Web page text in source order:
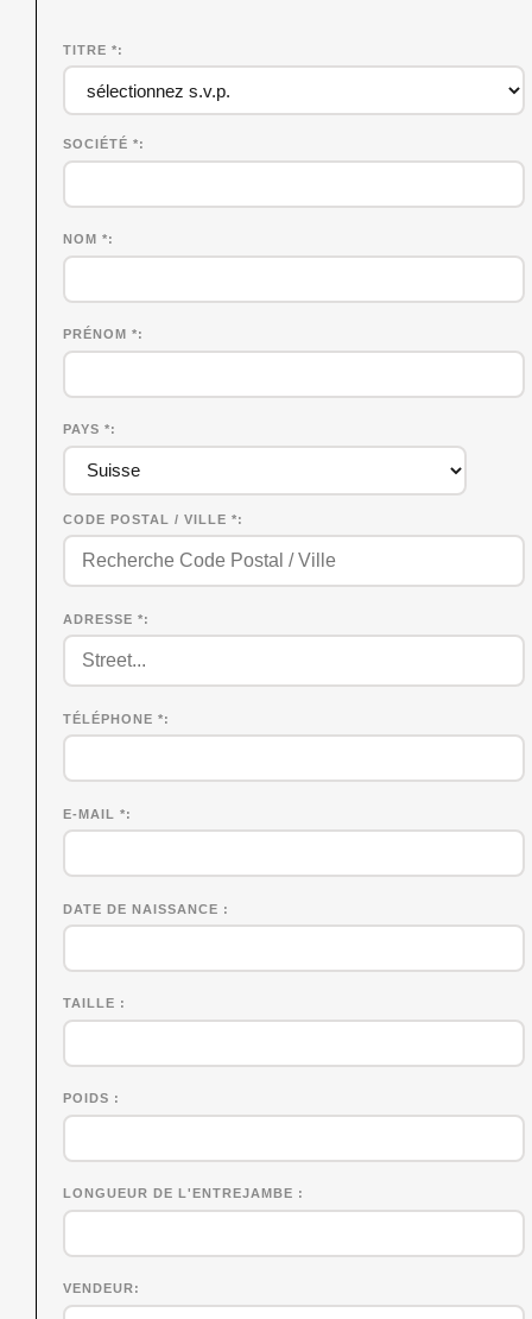
TITRE *
SOCIÉTÉ *
NOM *
PRÉNOM *
PAYS *
CODE POSTAL / VILLE *
ADRESSE *
TÉLÉPHONE *
E-MAIL *
DATE DE NAISSANCE
TAILLE
POIDS
LONGUEUR DE L'ENTREJAMBE
VENDEUR